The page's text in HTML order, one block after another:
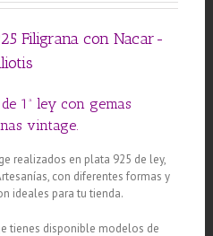
Filigrana con Nacar-
1ª ley con gemas
vintage.
realizados en plata 925 de ley,
con diferentes formas y
ideales para tu tienda.
tienes disponible modelos de